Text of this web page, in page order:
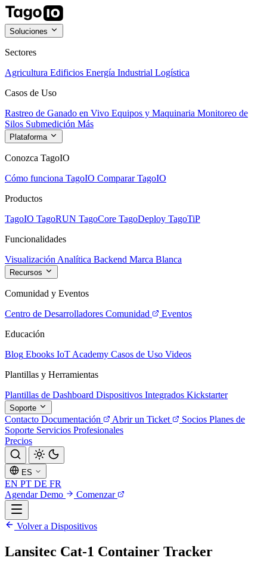
Soluciones
Sectores
Agricultura Edificios Energía Industrial Logística
Casos de Uso
Rastreo de Ganado en Vivo Equipos y Maquinaria Monitoreo de
Silos Submedición Más
Plataforma
Conozca TagoIO
Cómo funciona TagoIO Comparar TagoIO
Productos
TagoIO TagoRUN TagoCore TagoDeploy TagoTiP
Funcionalidades
Visualización Analítica Backend Marca Blanca
Recursos
Comunidad y Eventos
Centro de Desarrolladores Comunidad
Eventos
Educación
Blog Ebooks IoT Academy Casos de Uso Videos
Plantillas y Herramientas
Plantillas de Dashboard Dispositivos Integrados Kickstarter
Soporte
Contacto Documentación Abrir un Ticket Socios Planes de
Soporte Servicios Profesionales
Precios
ES
EN PT DE FR
Agendar Demo
Comenzar
Volver a Dispositivos
Lansitec Cat-1 Container Tracker